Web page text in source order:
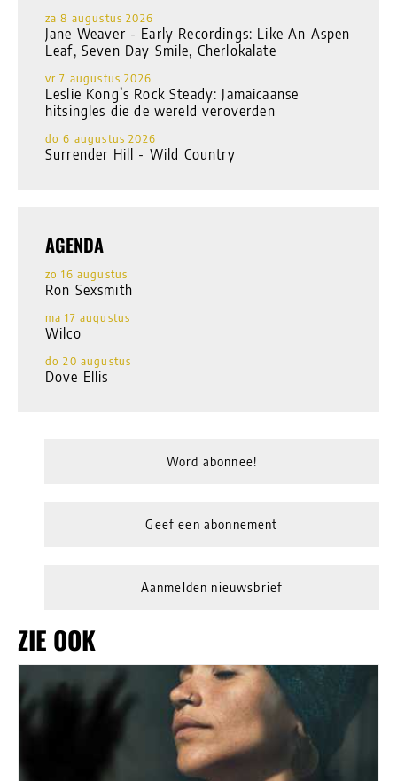
za 8 augustus 2026
Jane Weaver - Early Recordings: Like An Aspen
Leaf, Seven Day Smile, Cherlokalate
vr 7 augustus 2026
Leslie Kong’s Rock Steady: Jamaicaanse
hitsingles die de wereld veroverden
do 6 augustus 2026
Surrender Hill - Wild Country
AGENDA
zo 16 augustus
Ron Sexsmith
ma 17 augustus
Wilco
do 20 augustus
Dove Ellis
Word abonnee!
Geef een abonnement
Aanmelden nieuwsbrief
ZIE OOK